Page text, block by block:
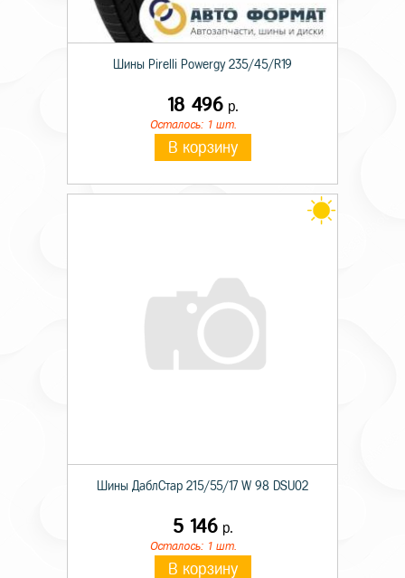
Шины Pirelli Powergy 235/45/R19
18 496р.
Осталось: 1 шт.
В корзину
Шины ДаблСтар 215/55/17 W 98 DSU02
5 146р.
Осталось: 1 шт.
В корзину